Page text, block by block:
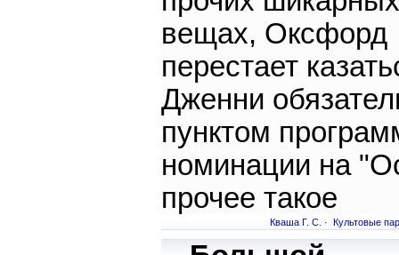
вещах, Оксфорд
перестает
Дженни
пунктом
номинации на
прочее такое
Кваша Г. С. · Культовые